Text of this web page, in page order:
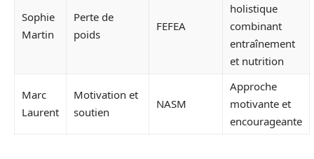
Sophie
Martin
Perte de
poids
FEFEA
holistique
combinant
entraînement
et nutrition
Marc
Laurent
Motivation et
soutien
NASM
Approche
motivante et
encourageante